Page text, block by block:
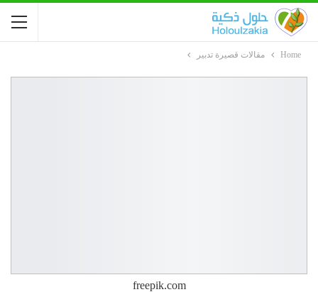
Home مقالات قصيرة تدبير
freepik.com